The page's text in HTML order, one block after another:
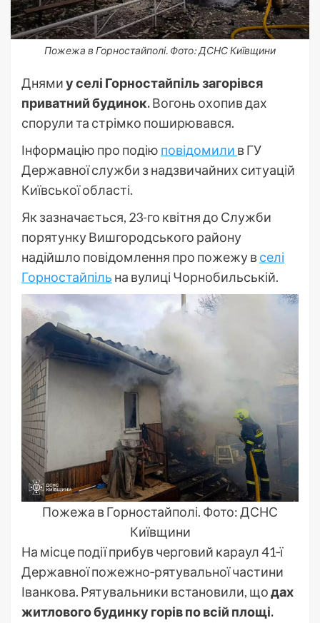
Пожежа в Горностайполі. Фото: ДСНС Київщини
Днямиу селі Горностайпіль загорівся
приватний будинок.Вогонь охопив дах
спорули та стрімко поширювався.
Інформацію про подію повідомили в ГУ
Державної служби з надзвичайних ситуацій
Київської області.
Як зазначається, 23-го квітня до Служби
порятунку Вишгородського району
надійшло повідомлення про пожежу вселі
Горностайпіль на вулиці Чорнобильській.
Пожежа в Горностайполі. Фото: ДСНС
Київщини
На місце події прибув черговий караул 41‑ї
Державної пожежно‑рятувальної частини
Іванкова. Рятувальники встановили, щодах
житлового будинку горів по всій площі.